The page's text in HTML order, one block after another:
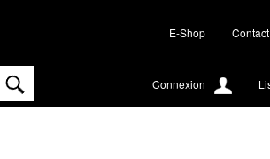
E-Shop Contact
Connexion